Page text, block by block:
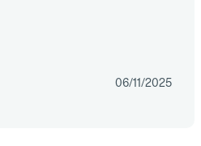
06/11/2025